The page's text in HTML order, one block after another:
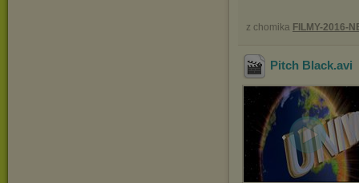
z chomika FILMY-2016-
Pitch Black.avi